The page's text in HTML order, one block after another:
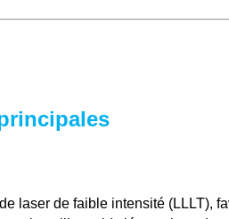
laser de faible intensité (LLLT),